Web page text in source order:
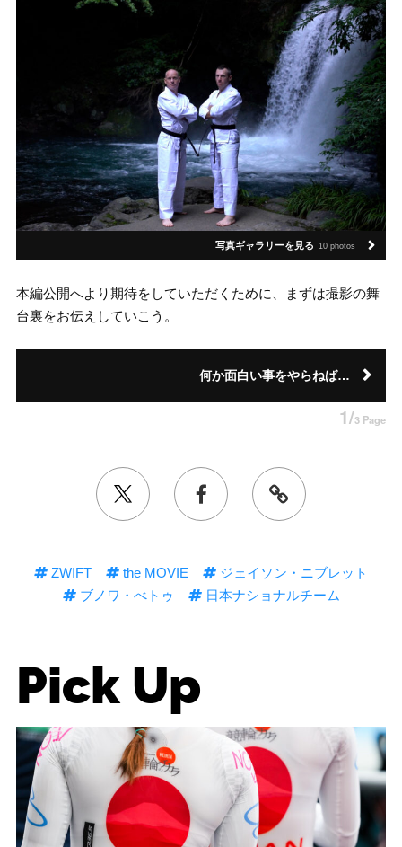
写真ギャラリーを見る 10 photos
本編公開へより期待をしていただくために、まずは撮影の舞
台裏をお伝えしていこう。
何か面白い事をやらねば…
1/3 Page
ZWIFT the MOVIE
ジェイソン・ニブレット
ブノワ・べトゥ
日本ナショナルチーム
Pick Up